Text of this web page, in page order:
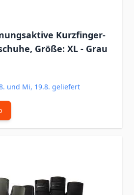
Kurzfinger-
Größe: XL - Grau
und Mi, 19.8. geliefert